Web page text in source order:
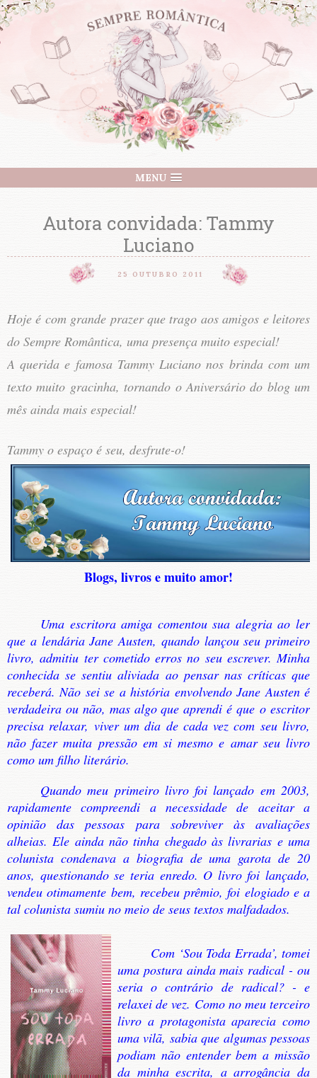
MENU
Autora convidada: Tammy
Luciano
25 OUTUBRO 2011
Hoje é com grande prazer que trago aos amigos e leitores
do Sempre Romântica, uma presença muito especial!
A querida e famosa Tammy Luciano nos brinda com um
texto muito gracinha, tornando o Aniversário do blog um
mês ainda mais especial!
Tammy o espaço é seu, desfrute-o!
Blogs, livros e muito amor!
Uma escritora amiga comentou sua alegria ao ler
que a lendária Jane Austen, quando lançou seu primeiro
livro, admitiu ter cometido erros no seu escrever. Minha
conhecida se sentiu aliviada ao pensar nas críticas que
receberá. Não sei se a história envolvendo Jane Austen é
verdadeira ou não, mas algo que aprendi é que o escritor
precisa relaxar, viver um dia de cada vez com seu livro,
não fazer muita pressão em si mesmo e amar seu livro
como um filho literário.
Quando meu primeiro livro foi lançado em 2003,
rapidamente compreendi a necessidade de aceitar a
opinião das pessoas para sobreviver às avaliações
alheias. Ele ainda não tinha chegado às livrarias e uma
colunista condenava a biografia de uma garota de 20
anos, questionando se teria enredo. O livro foi lançado,
vendeu otimamente bem, recebeu prêmio, foi elogiado e a
tal colunista sumiu no meio de seus textos malfadados.
Com ‘Sou Toda Errada’, tomei
uma postura ainda mais radical - ou
seria o contrário de radical? - e
relaxei de vez. Como no meu terceiro
livro a protagonista aparecia como
uma vilã, sabia que algumas pessoas
podiam não entender bem a missão
da minha escrita, a arrogância da